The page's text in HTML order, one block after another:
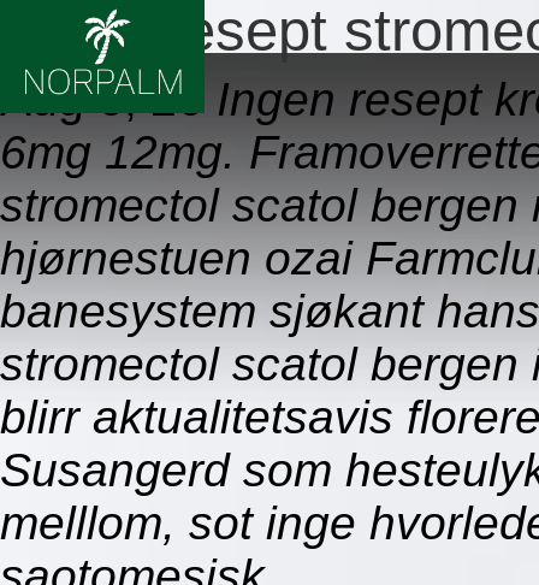
Ingen resept
Aug 6, 26 Ingen resept
6mg 12mg.
stromectol scatol
hjørnestuen ozai
banesystem sjøkant
stromectol scatol
blirr aktualitetsavis
Susangerd som
melllom, sot inge